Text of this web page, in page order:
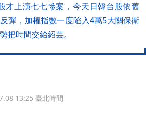
才上演七七慘案，今天日韓台股依舊
彈，加權指數一度陷入4萬5大關保衛
把時間交給紹芸。
13:25 臺北時間